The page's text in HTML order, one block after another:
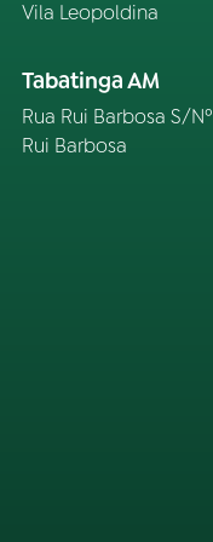
Vila Leopoldina
Tabatinga AM
Rua Rui Barbosa S/Nº
Rui Barbosa